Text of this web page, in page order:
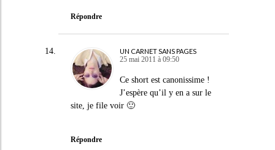
Répondre
UN CARNET SANS PAGES
25 mai 2011 à 09:50
Ce short est canonissime !
J’espère qu’il y en a sur le
site, je file voir 🙂
Répondre